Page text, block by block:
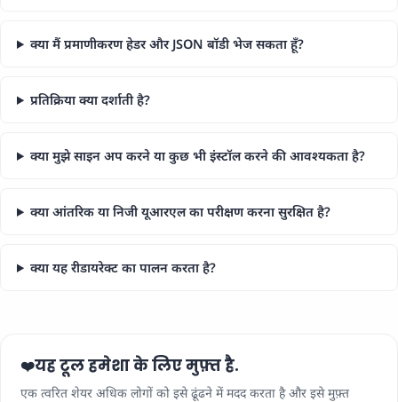
क्या मैं प्रमाणीकरण हेडर और JSON बॉडी भेज सकता हूँ?
प्रतिक्रिया क्या दर्शाती है?
क्या मुझे साइन अप करने या कुछ भी इंस्टॉल करने की आवश्यकता है?
क्या आंतरिक या निजी यूआरएल का परीक्षण करना सुरक्षित है?
क्या यह रीडायरेक्ट का पालन करता है?
❤️यह टूल हमेशा के लिए मुफ़्त है.
एक त्वरित शेयर अधिक लोगों को इसे ढूंढने में मदद करता है और इसे मुफ़्त